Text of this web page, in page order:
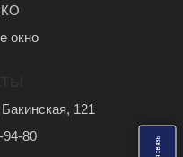
ь
окно
121
94-80